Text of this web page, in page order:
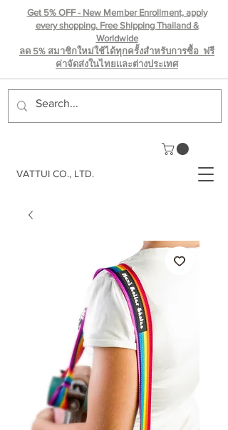
VATTUI CO., LTD.
Get 5% OFF - New Member Enrollment, apply
every shopping. Free Shipping Thailand &
Worldwide
ลด 5% สมาชิกใหม่ใช้ได้ทุกครั้งสำหรับการซื้อ ฟรี
ค่าจัดส่งในไทยเเละต่างประเทศ